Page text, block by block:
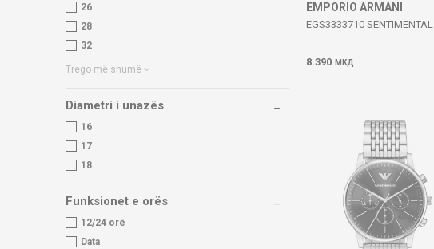
26
28
32
Trego më shumë
Diametri i unazës
16
17
18
Funksionet e orës
12/24 orë
Data
EMPORIO ARMANI
EGS3333710 SENTIMENTAL
8.390 МКД